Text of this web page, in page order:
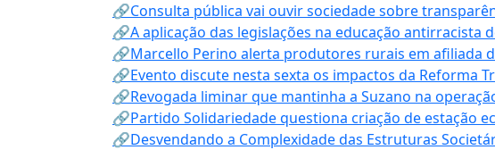
🔗Consulta pública vai ouvir sociedade sobre
🔗A aplicação das legislações na educação antirracista
🔗Marcello Perino alerta produtores rurais em afiliada
🔗Evento discute nesta sexta os impactos da Reforma
🔗Revogada liminar que mantinha a Suzano na
🔗Partido Solidariedade questiona criação de estação
🔗Desvendando a Complexidade das Estruturas